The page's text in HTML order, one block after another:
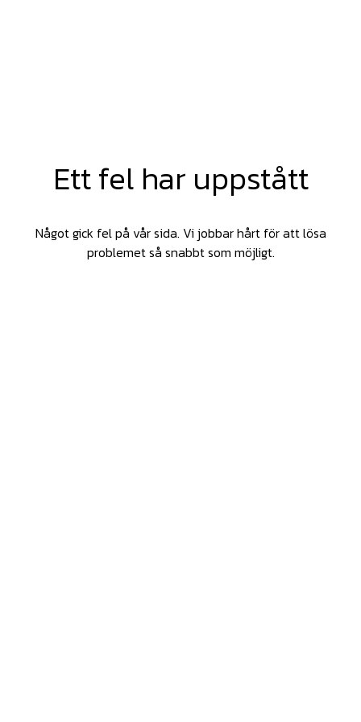
Ett fel har uppstått
Något gick fel på vår sida. Vi jobbar hårt för att lösa
problemet så snabbt som möjligt.